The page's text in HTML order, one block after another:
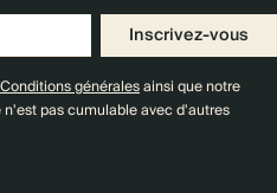
Inscrivez-vous
Conditions généralesainsi que notre
pas cumulable avec d'autres